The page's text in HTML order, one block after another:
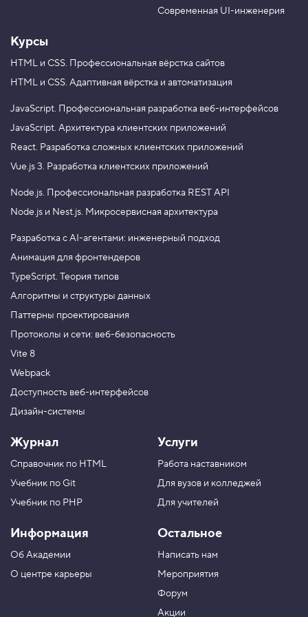
m
Современная UI-инженерия
Курсы
HTML и CSS. Профессиональная вёрстка сайтов
HTML и CSS. Адаптивная вёрстка и автоматизация
JavaScript. Профессиональная разработка веб-интерфейсов
JavaScript. Архитектура клиентских приложений
React. Разработка сложных клиентских приложений
Vue.js 3. Разработка клиентских приложений
Node.js. Профессиональная разработка REST API
Node.js и Nest.js. Микросервисная архитектура
Разработка с AI-агентами: инженерный подход
Анимация для фронтендеров
TypeScript. Теория типов
Алгоритмы и структуры данных
Паттерны проектирования
Протоколы и сети: веб-безопасность
Vite 8
Webpack
Доступность веб-интерфейсов
Дизайн-системы
Журнал
Справочник по HTML
Учебник по Git
Учебник по PHP
Информация
Об Академии
О центре карьеры
Услуги
Работа наставником
Для вузов и колледжей
Для учителей
Остальное
Написать нам
Мероприятия
Форум
Акции